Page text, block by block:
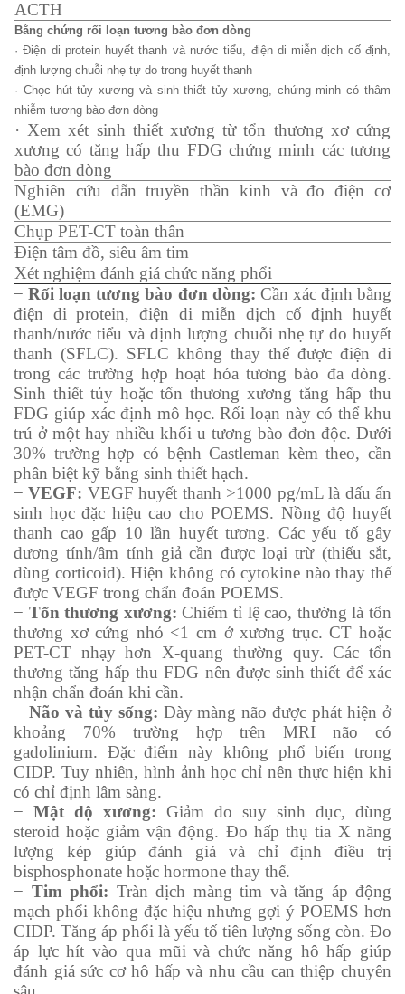
ACTH
Bằng chứng rối loạn tương bào đơn dòng
· Điện di protein huyết thanh và nước tiểu, điện di miễn dịch cố định,
định lượng chuỗi nhẹ tự do trong huyết thanh
· Chọc hút tủy xương và sinh thiết tủy xương, chứng minh có thâm
nhiễm tương bào đơn dòng
· Xem xét sinh thiết xương từ tổn thương xơ cứng
xương có tăng hấp thu FDG chứng minh các tương
bào đơn dòng
Nghiên cứu dẫn truyền thần kinh và đo điện cơ
(EMG)
Chụp PET-CT toàn thân
Điện tâm đồ, siêu âm tim
Xét nghiệm đánh giá chức năng phổi
−Rối loạn tương bào đơn dòng: Cần xác định bằng
điện di protein, điện di miễn dịch cố định huyết
thanh/nước tiểu và định lượng chuỗi nhẹ tự do huyết
thanh (SFLC). SFLC không thay thế được điện di
trong các trường hợp hoạt hóa tương bào đa dòng.
Sinh thiết tủy hoặc tổn thương xương tăng hấp thu
FDG giúp xác định mô học. Rối loạn này có thể khu
trú ở một hay nhiều khối u tương bào đơn độc. Dưới
30% trường hợp có bệnh Castleman kèm theo, cần
phân biệt kỹ bằng sinh thiết hạch.
−VEGF: VEGF huyết thanh >1000 pg/mL là dấu ấn
sinh học đặc hiệu cao cho POEMS. Nồng độ huyết
thanh cao gấp 10 lần huyết tương. Các yếu tố gây
dương tính/âm tính giả cần được loại trừ (thiếu sắt,
dùng corticoid). Hiện không có cytokine nào thay thế
được VEGF trong chẩn đoán POEMS.
− Tổn thương xương: Chiếm tỉ lệ cao, thường là tổn
thương xơ cứng nhỏ <1 cm ở xương trục. CT hoặc
PET-CT nhạy hơn X-quang thường quy. Các tổn
thương tăng hấp thu FDG nên được sinh thiết để xác
nhận chẩn đoán khi cần.
− Não và tủy sống: Dày màng não được phát hiện ở
khoảng 70% trường hợp trên MRI não có
gadolinium. Đặc điểm này không phổ biến trong
CIDP. Tuy nhiên, hình ảnh học chỉ nên thực hiện khi
có chỉ định lâm sàng.
− Mật độ xương: Giảm do suy sinh dục, dùng
steroid hoặc giảm vận động. Đo hấp thụ tia X năng
lượng kép giúp đánh giá và chỉ định điều trị
bisphosphonate hoặc hormone thay thế.
− Tim phổi: Tràn dịch màng tim và tăng áp động
mạch phổi không đặc hiệu nhưng gợi ý POEMS hơn
CIDP. Tăng áp phổi là yếu tố tiên lượng sống còn. Đo
áp lực hít vào qua mũi và chức năng hô hấp giúp
đánh giá sức cơ hô hấp và nhu cầu can thiệp chuyên